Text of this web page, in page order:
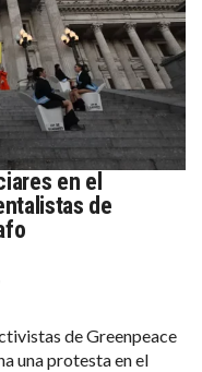
en el
de
de Greenpeace
una protesta en el